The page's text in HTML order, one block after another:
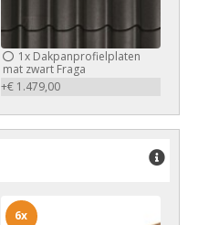
1xDakpanprofielplaten
mat zwart Fraga
+€ 1.479,00
6x